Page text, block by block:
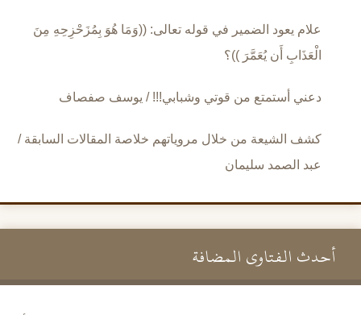
علام يعود الضمير في قوله تعالى: ((وَمَا هُوَ بِمُزَحْزِحِهِ مِنَ
الْعَذَابِ أَن يُعَمَّرَ ))؟
دعني أستمتع من قوتي وشبابي!!! / يوسف صفصاف
كشف الشيعة من خلال مروياتهم خلاصة المقالات السابقة /
عبد الصمد سليمان
أحدث الفتاوى المضافة